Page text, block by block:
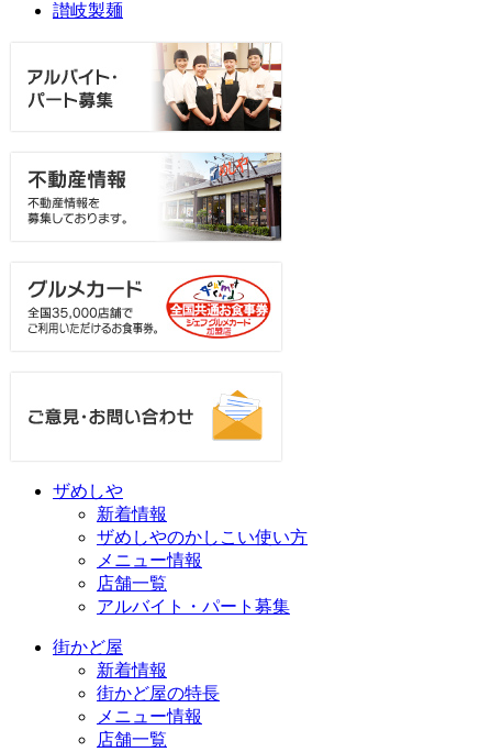
讃岐製麺
ザめしや
新着情報
ザめしやのかしこい使い方
メニュー情報
店舗一覧
アルバイト・パート募集
街かど屋
新着情報
街かど屋の特長
メニュー情報
店舗一覧